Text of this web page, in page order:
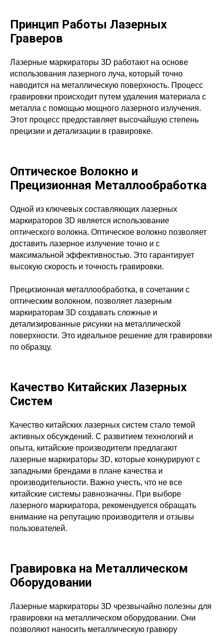
Принцип Работы Лазерных
Граверов
Лазерные маркираторы 3D работают на основе
использования лазерного луча, который точно
наводится на металлическую поверхность. Процесс
гравировки происходит путем удаления материала с
металла с помощью мощного лазерного излучения.
Этот процесс предоставляет высочайшую степень
прецизии и детализации в гравировке.
Оптическое Волокно и
Прецизионная Металлообработка
Одной из ключевых составляющих лазерных
маркираторов 3D является использование
оптического волокна. Оптическое волокно позволяет
доставить лазерное излучение точно и с
максимальной эффективностью. Это гарантирует
высокую скорость и точность гравировки.
Прецизионная металлообработка, в сочетании с
оптическим волокном, позволяет лазерным
маркираторам 3D создавать сложные и
детализированные рисунки на металлической
поверхности. Это идеальное решение для гравировки
по образцу.
Качество Китайских Лазерных
Систем
Качество китайских лазерных систем стало темой
активных обсуждений. С развитием технологий и
опыта, китайские производители предлагают
лазерные маркираторы 3D, которые конкурируют с
западными брендами в плане качества и
производительности. Важно учесть, что не все
китайские системы равнозначны. При выборе
лазерного маркиратора, рекомендуется обращать
внимание на репутацию производителя и отзывы
пользователей.
Гравировка на Металлическом
Оборудовании
Лазерные маркираторы 3D чрезвычайно полезны для
гравировки на металлическом оборудовании. Они
позволяют наносить металлическую гравюру